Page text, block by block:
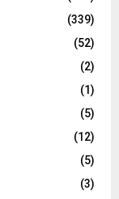
(339)
(52)
(2)
(1)
(5)
(12)
(5)
(3)